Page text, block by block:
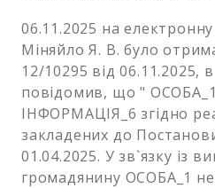
06.11.2025 на
Міняйло Я. В. було
12/10295 від 06.11.2025,
повідомив, що " ОСОБА_1
ІНФОРМАЦІЯ_6 згідно
закладених до
01.04.2025. У зв`язку із
громадянину ОСОБА_1